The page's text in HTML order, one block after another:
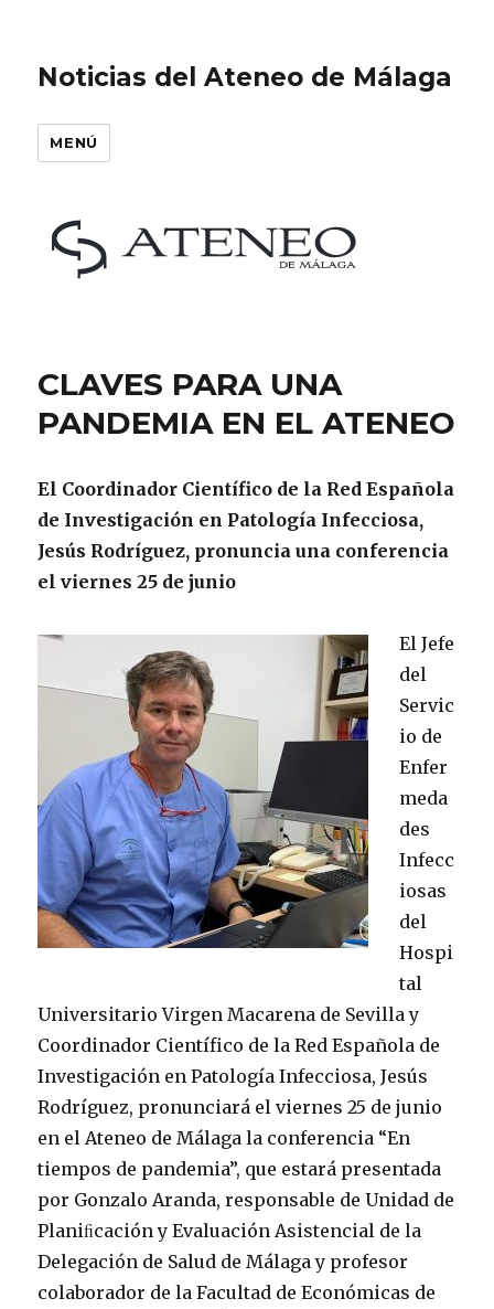
Noticias del Ateneo de Málaga
MENÚ
CLAVES PARA UNA
PANDEMIA EN EL ATENEO
El Coordinador Científico de la Red Española
de Investigación en Patología Infecciosa,
Jesús Rodríguez, pronuncia una conferencia
el viernes 25 de junio
El Jefe
del
Servic
io de
Enfer
meda
des
Infecc
iosas
del
Hospi
tal
Universitario Virgen Macarena de Sevilla y
Coordinador Científico de la Red Española de
Investigación en Patología Infecciosa, Jesús
Rodríguez, pronunciará el viernes 25 de junio
en el Ateneo de Málaga la conferencia “En
tiempos de pandemia”, que estará presentada
por Gonzalo Aranda, responsable de Unidad de
Planiﬁcación y Evaluación Asistencial de la
Delegación de Salud de Málaga y profesor
colaborador de la Facultad de Económicas de